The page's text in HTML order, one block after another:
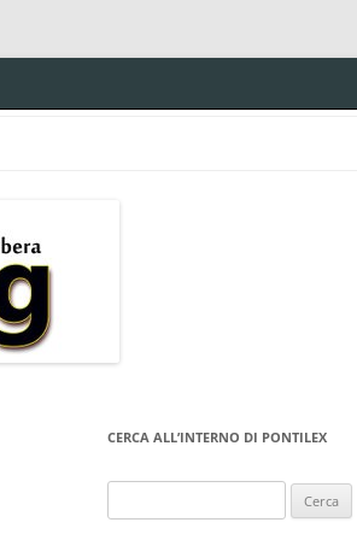
CERCA ALL’INTERNO DI PONTILEX
per: